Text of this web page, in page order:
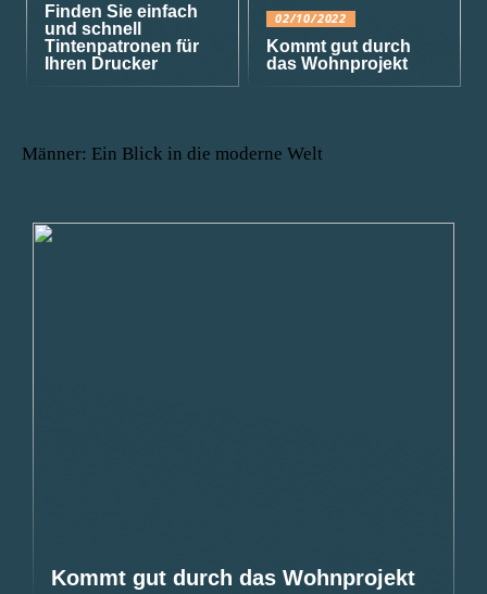
Finden Sie einfach
und schnell
Tintenpatronen für
Ihren Drucker
02/10/2022
Kommt gut durch
das Wohnprojekt
Männer: Ein Blick in die moderne Welt
Kommt gut durch das Wohnprojekt